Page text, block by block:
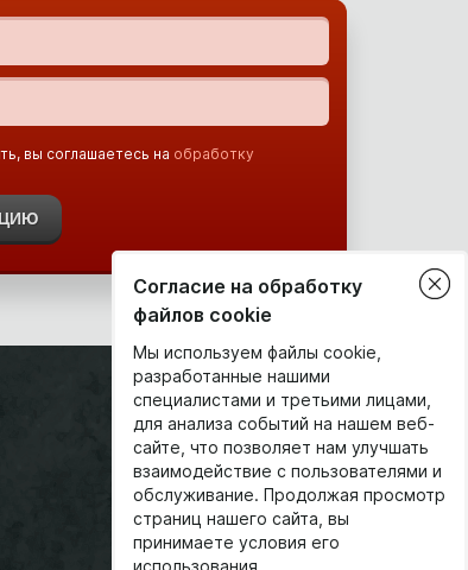
вы соглашаетесь на обработку
+7 911 929 81 23
Заказать звонок
info@krabservice.ru
Напишите нам
Согласие на обработку
файлов cookie
Мы используем файлы cookie,
разработанные нашими
специалистами и третьими лицами,
для анализа событий на нашем веб-
сайте, что позволяет нам улучшать
взаимодействие с пользователями и
обслуживание. Продолжая просмотр
страниц нашего сайта, вы
принимаете условия его
использования